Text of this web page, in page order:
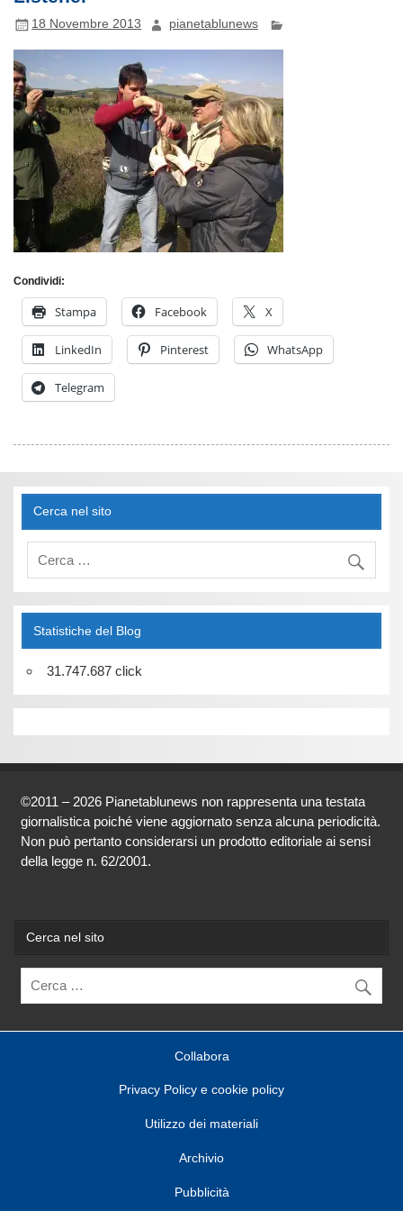
18 Novembre 2013 pianetablunews
Condividi:
Stampa Facebook X
LinkedIn Pinterest WhatsApp
Telegram
Cerca nel sito
Statistiche del Blog
31.747.687 click
©2011 – 2026 Pianetablunews non rappresenta una testata
giornalistica poiché viene aggiornato senza alcuna periodicità.
Non può pertanto considerarsi un prodotto editoriale ai sensi
della legge n. 62/2001.
Cerca nel sito
Collabora
Privacy Policy e cookie policy
Utilizzo dei materiali
Archivio
Pubblicità